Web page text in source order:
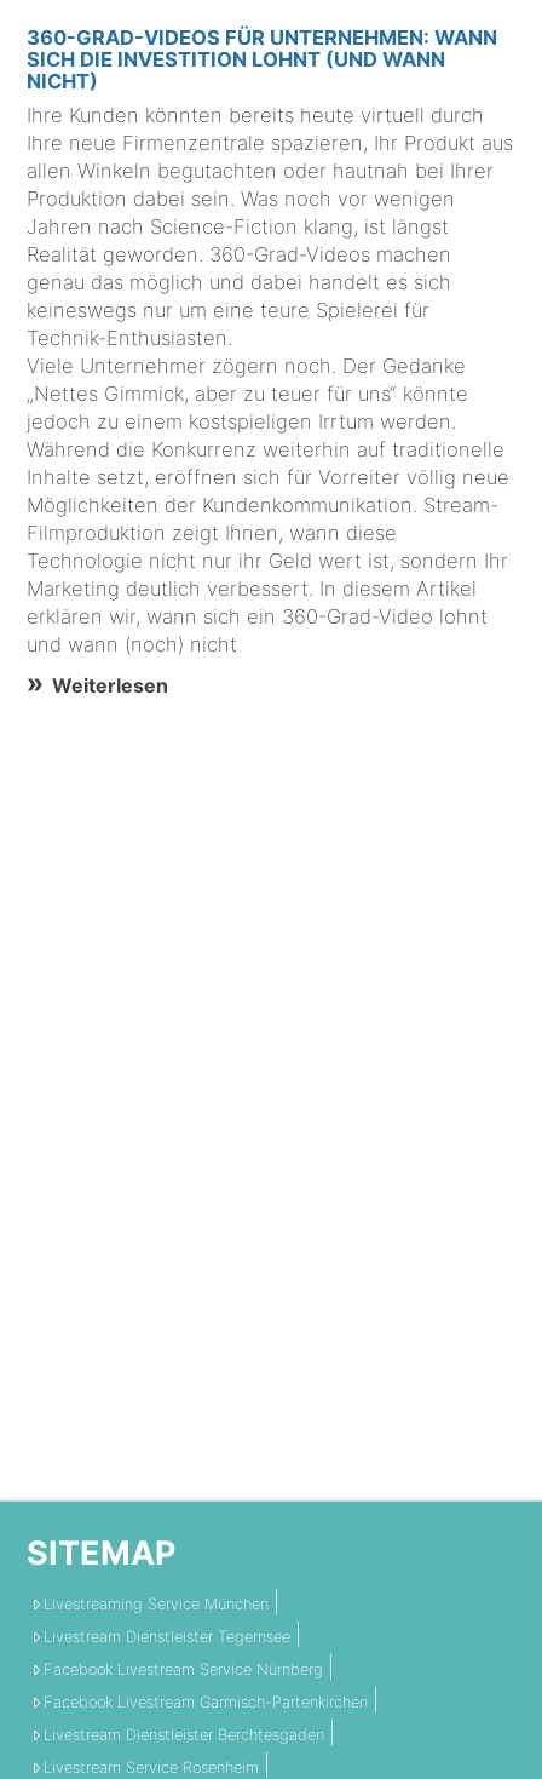
360-GRAD-VIDEOS FÜR UNTERNEHMEN: WANN
SICH DIE INVESTITION LOHNT (UND WANN
NICHT)
Ihre Kunden könnten bereits heute virtuell durch
Ihre neue Firmenzentrale spazieren, Ihr Produkt aus
allen Winkeln begutachten oder hautnah bei Ihrer
Produktion dabei sein. Was noch vor wenigen
Jahren nach Science-Fiction klang, ist längst
Realität geworden. 360-Grad-Videos machen
genau das möglich und dabei handelt es sich
keineswegs nur um eine teure Spielerei für
Technik-Enthusiasten.
Viele Unternehmer zögern noch. Der Gedanke
„Nettes Gimmick, aber zu teuer für uns“ könnte
jedoch zu einem kostspieligen Irrtum werden.
Während die Konkurrenz weiterhin auf traditionelle
Inhalte setzt, eröffnen sich für Vorreiter völlig neue
Möglichkeiten der Kundenkommunikation. Stream-
Filmproduktion zeigt Ihnen, wann diese
Technologie nicht nur ihr Geld wert ist, sondern Ihr
Marketing deutlich verbessert. In diesem Artikel
erklären wir, wann sich ein 360-Grad-Video lohnt
und wann (noch) nicht
Weiterlesen
SITEMAP
Livestreaming Service München
Livestream Dienstleister Tegernsee
Facebook Livestream Service Nürnberg
Facebook Livestream Garmisch-Partenkirchen
Livestream Dienstleister Berchtesgaden
Livestream Service Rosenheim